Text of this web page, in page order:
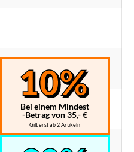
Bei einem Mindest
-Betrag von 35,- €
Gilt erst ab 2 Artikeln